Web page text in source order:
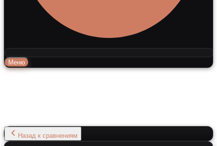
Меню
Назад к сравнениям